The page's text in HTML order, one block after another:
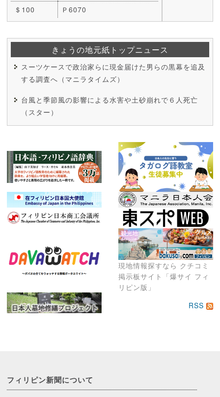
現地情報探すなら クチコミ
掲示板サイト「爆サイ フィ
リピン版」
＄100
Ｐ6070
きょうの地元紙トップニュース
スーツケースで政治家らに現金届けた男らの黒幕を追及
する調査へ（マニラタイムズ）
台風と季節風の影響による水害や土砂崩れで６人死亡
（スター）
RSS
フィリピン新聞について